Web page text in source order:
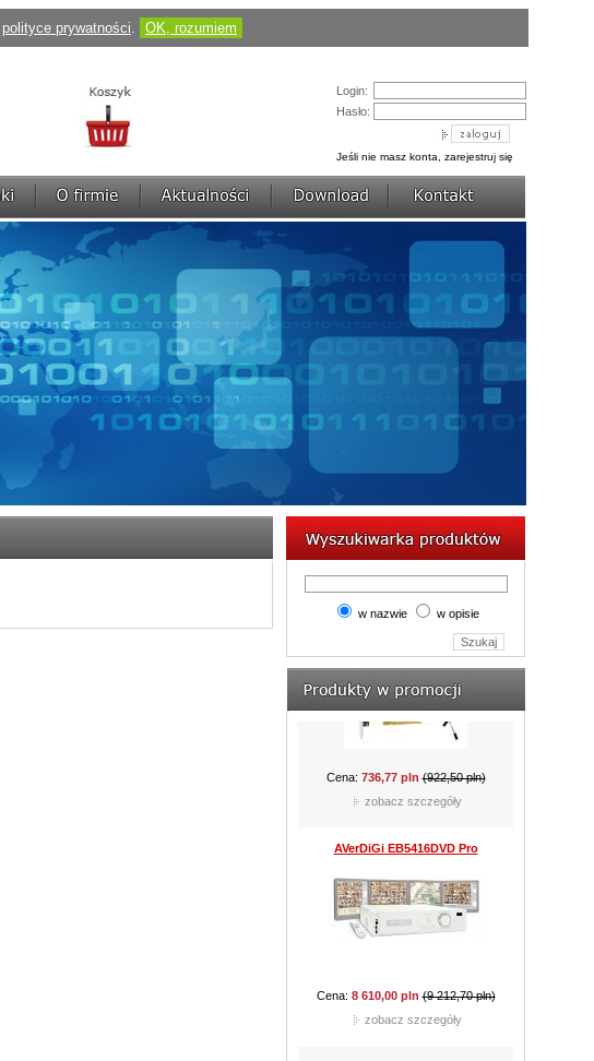
polityce prywatności. OK, rozumiem
Login:
Hasło:
Jeśli nie masz konta, zarejestruj się
w nazwie
w opisie
AVerDiGi EB3004 MD
AVerDiGi NV3000 Lite
zobacz szczegóły
AVerDiGi EB5416DVD Pro
Cena:8 610,00 pln (9 212,70 pln)
zobacz szczegóły
JVC TK-C921BEG
Cena:762,60 pln (977,85 pln)
zobacz szczegóły